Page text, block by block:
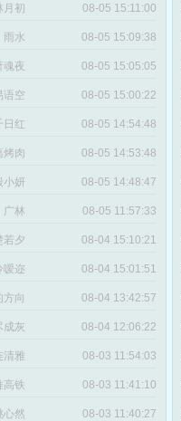
月初 08-05 15:11:00
雨水 08-05 15:09:38
魂夜 08-05 15:05:05
语空 08-05 15:00:22
日红 08-05 14:54:48
烤肉 08-05 14:53:48
小妍 08-05 14:48:47
广林 08-05 11:57:33
若夕 08-04 15:10:21
嗳迩 08-04 15:01:51
方向
感
08-04 13:42:57
成灰 08-04 12:06:22
清雅 08-03 11:54:03
高铁 08-03 11:41:10
心然 08-03 11:40:27